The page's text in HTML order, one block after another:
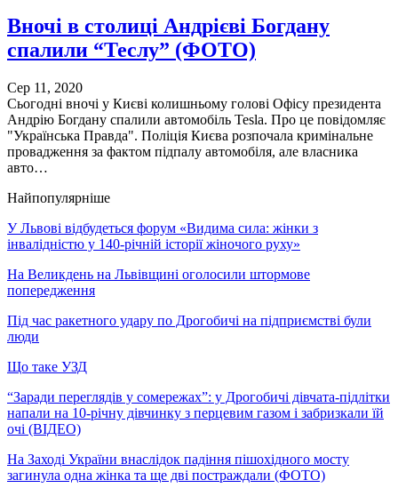
Вночі в столиці Андрієві Богдану
спалили “Теслу” (ФОТО)
Сер 11, 2020
Сьогодні вночі у Києві колишньому голові Офісу президента
Андрію Богдану спалили автомобіль Tesla. Про це повідомляє
"Українська Правда". Поліція Києва розпочала кримінальне
провадження за фактом підпалу автомобіля, але власника
авто…
Найпопулярніше
У Львові відбудеться форум «Видима сила: жінки з
інвалідністю у 140-річній історії жіночого руху»
На Великдень на Львівщині оголосили штормове
попередження
Під час ракетного удару по Дрогобичі на підприємстві були
люди
Що таке УЗД
“Заради переглядів у сомережах”: у Дрогобичі дівчата-підлітки
напали на 10-річну дівчинку з перцевим газом і забризкали їй
очі (ВІДЕО)
На Заході України внаслідок падіння пішохідного мосту
загинула одна жінка та ще дві постраждали (ФОТО)